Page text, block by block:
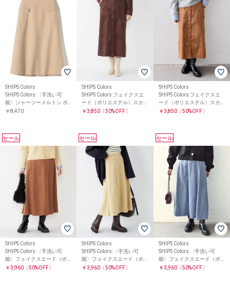
SHIPS Colors
SHIPS Colors:〈手洗い可
能〉ジャージーメルトン ポ
ケット フレア スカート 2
￥8,470
SHIPS Colors
SHIPS Colors:フェイクスエ
ード（ポリエステル）スカ
ート◇
￥3,850 〔50%OFF〕
SHIPS Colors
SHIPS Colors:フェイクスエ
ード（ポリエステル）スカ
ート◇
￥3,850〔50%OFF〕
セール
SHIPS Colors
SHIPS Colors:〈手洗い可
能〉フェイクスエード（ポ
リエステル）フレアスカー
￥3,960〔50%OFF〕
セール
SHIPS Colors
SHIPS Colors:〈手洗い可
能〉フェイクスエード（ポ
リエステル）フレアスカー
￥3,960 〔50%OFF〕
セール
SHIPS Colors
SHIPS Colors:〈手洗い可
能〉フェイクスエード（ポ
リエステル）フレアスカー
￥3,960〔50%OFF〕